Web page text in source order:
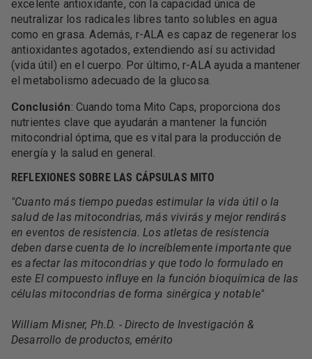
excelente antioxidante, con la capacidad única de
neutralizar los radicales libres tanto solubles en agua
como en grasa. Además, r-ALA es capaz de regenerar los
antioxidantes agotados, extendiendo así su actividad
(vida útil) en el cuerpo. Por último, r-ALA ayuda a mantener
el metabolismo adecuado de la glucosa.
Conclusión: Cuando toma Mito Caps, proporciona dos
nutrientes clave que ayudarán a mantener la función
mitocondrial óptima, que es vital para la producción de
energía y la salud en general.
REFLEXIONES SOBRE LAS CÁPSULAS MITO
"Cuanto más tiempo puedas estimular la vida útil o la
salud de las mitocondrias, más vivirás y mejor rendirás
en eventos de resistencia. Los atletas de resistencia
deben darse cuenta de lo increíblemente importante que
es afectar las mitocondrias y que todo lo formulado en
este El compuesto influye en la función bioquímica de las
células mitocondrias de forma sinérgica y notable"
William Misner, Ph.D. - Directo de Investigación &
Desarrollo de productos, emérito